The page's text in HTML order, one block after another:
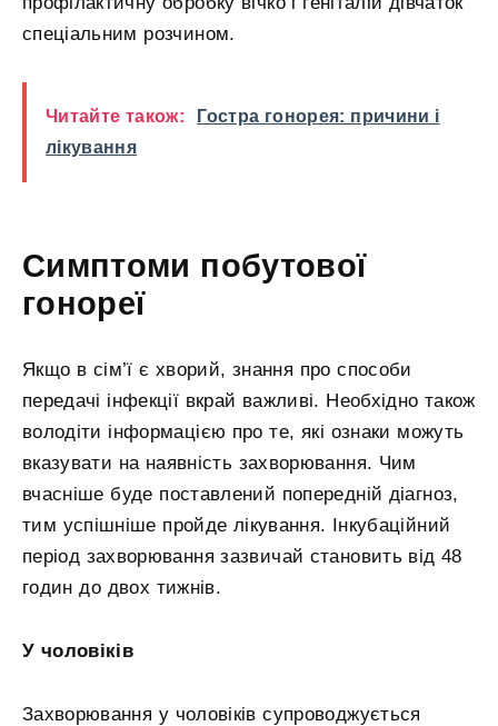
спеціальним розчином.
Читайте також:
Гостра гонорея: причини і
лікування
Симптоми побутової
гонореї
Якщо в сім’ї є хворий, знання про способи
передачі інфекції вкрай важливі. Необхідно також
володіти інформацією про те, які ознаки можуть
вказувати на наявність захворювання. Чим
вчасніше буде поставлений попередній діагноз,
тим успішніше пройде лікування. Інкубаційний
період захворювання зазвичай становить від 48
годин до двох тижнів.
У чоловіків
Захворювання у чоловіків супроводжується